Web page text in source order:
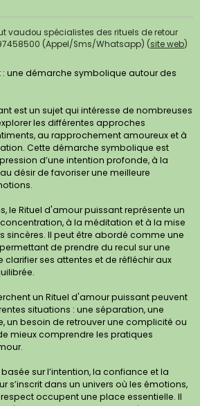
vaudou spécialistes des rituels de retour
(Appel/Sms/Whatsapp) (site web)
une démarche symbolique autour des
est un sujet qui intéresse de nombreuses
les différentes approches
au rapprochement amoureux et à
Cette démarche symbolique est
d’une intention profonde, à la
désir de favoriser une meilleure
le Rituel d'amour puissant représente un
à la méditation et à la mise
sincères. Il peut être abordé comme une
de prendre du recul sur une
ses attentes et de réfléchir aux
un Rituel d'amour puissant peuvent
situations : une séparation, une
un besoin de retrouver une complicité ou
mieux comprendre les pratiques
sur l’intention, la confiance et la
s’inscrit dans un univers où les émotions,
occupent une place essentielle. Il